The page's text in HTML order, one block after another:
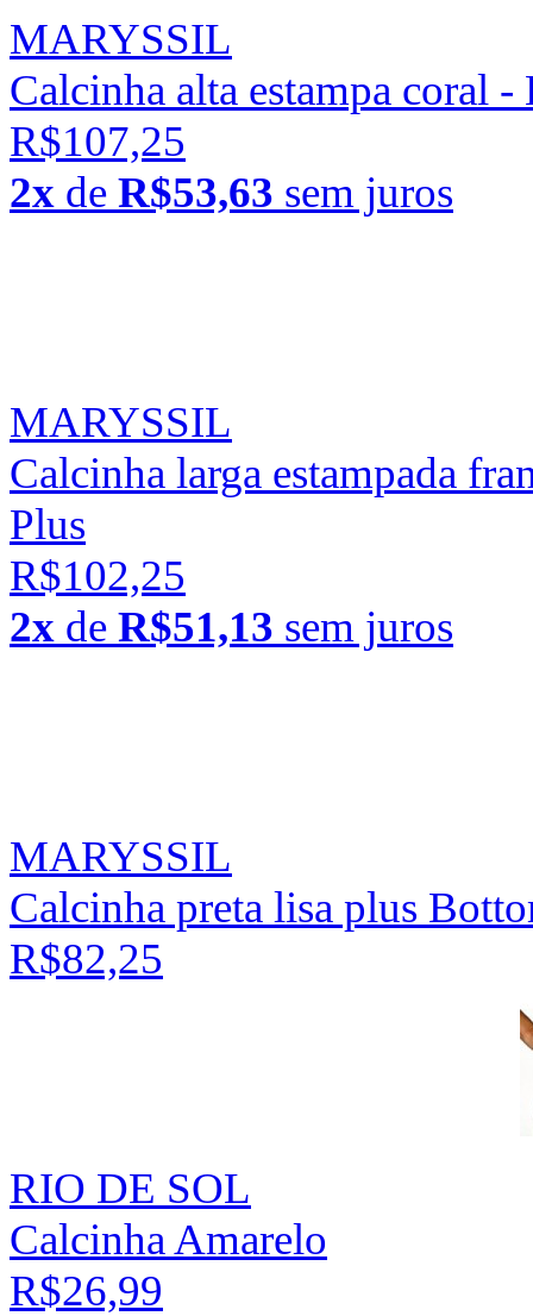
MARYSSIL
Calcinha alta estampa coral
R$107,25
2x de R$53,63 sem juros
MARYSSIL
Calcinha larga estampada
Plus
R$102,25
2x de R$51,13 sem juros
MARYSSIL
Calcinha preta lisa plus
R$82,25
RIO DE SOL
Calcinha Amarelo
R$26,99